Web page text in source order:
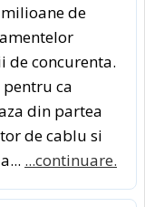
de
de concurenta.
pentru ca
din partea
de cablu si
...continuare.